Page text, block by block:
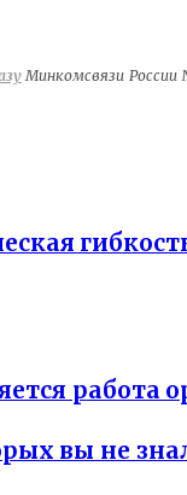
Минкомсвязи России
работа
вы не